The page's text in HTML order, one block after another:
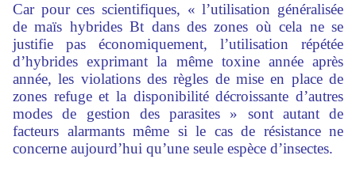
Car pour ces scientifiques, « l’utilisation généralisée
de maïs hybrides Bt dans des zones où cela ne se
justifie pas économiquement, l’utilisation répétée
d’hybrides exprimant la même toxine année après
année, les violations des règles de mise en place de
zones refuge et la disponibilité décroissante d’autres
modes de gestion des parasites » sont autant de
facteurs alarmants même si le cas de résistance ne
concerne aujourd’hui qu’une seule espèce d’insectes.